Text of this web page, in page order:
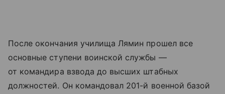
После окончания училища Лямин прошел все
основные ступени воинской службы —
от командира взвода до высших штабных
должностей. Он командовал 201-й военной базой